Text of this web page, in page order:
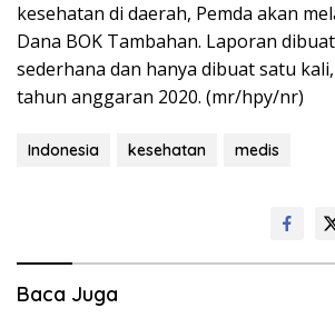
kesehatan di daerah, Pemda akan
Dana BOK Tambahan. Laporan
sederhana dan hanya dibuat satu
tahun anggaran 2020. (mr/hpy/nr)
Indonesia kesehatan medis
Baca Juga